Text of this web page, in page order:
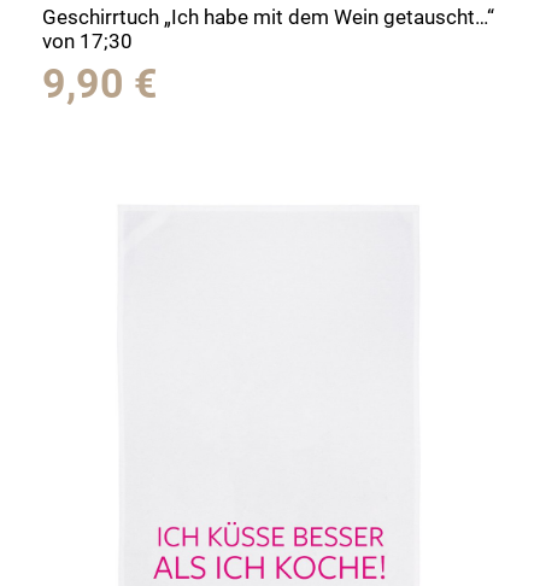
Geschirrtuch „Ich habe mit dem Wein getauscht…“
von 17;30
9,90 €